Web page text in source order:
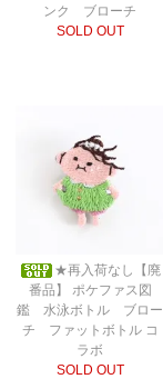
ンク ブローチ
SOLD OUT
★再入荷なし【廃
番品】 ポケファス図
鑑 水泳ボトル ブロー
チ ファットボトル コ
ラボ
SOLD OUT